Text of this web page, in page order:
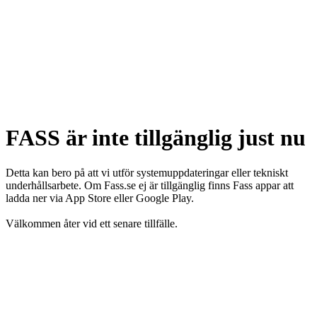
FASS är inte tillgänglig just nu
Detta kan bero på att vi utför systemuppdateringar eller tekniskt
underhållsarbete. Om Fass.se ej är tillgänglig finns Fass appar att
ladda ner via App Store eller Google Play.
Välkommen åter vid ett senare tillfälle.